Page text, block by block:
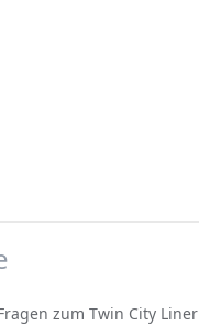
zum Twin City Liner